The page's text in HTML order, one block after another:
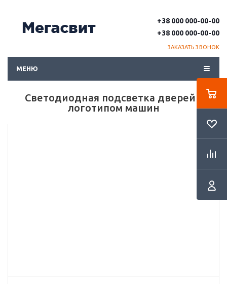
+38 000 000-00-00
+38 000 000-00-00
ЗАКАЗАТЬ ЗВОНОК
МЕНЮ
Светодиодная подсветка дверей с
логотипом машин